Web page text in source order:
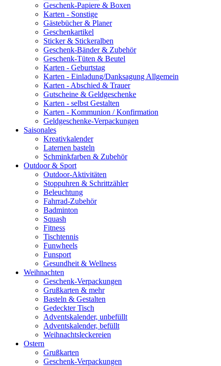
Geschenk-Papiere & Boxen
Karten - Sonstige
Gästebücher & Planer
Geschenkartikel
Sticker & Stickeralben
Geschenk-Bänder & Zubehör
Geschenk-Tüten & Beutel
Karten - Geburtstag
Karten - Einladung/Danksagung Allgemein
Karten - Abschied & Trauer
Gutscheine & Geldgeschenke
Karten - selbst Gestalten
Karten - Kommunion / Konfirmation
Geldgeschenke-Verpackungen
Saisonales
Kreativkalender
Laternen basteln
Schminkfarben & Zubehör
Outdoor & Sport
Outdoor-Aktivitäten
Stoppuhren & Schrittzähler
Beleuchtung
Fahrrad-Zubehör
Badminton
Squash
Fitness
Tischtennis
Funwheels
Funsport
Gesundheit & Wellness
Weihnachten
Geschenk-Verpackungen
Grußkarten & mehr
Basteln & Gestalten
Gedeckter Tisch
Adventskalender, unbefüllt
Adventskalender, befüllt
Weihnachtsleckereien
Ostern
Grußkarten
Geschenk-Verpackungen